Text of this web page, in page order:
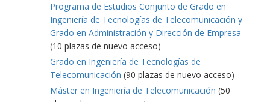
Programa de Estudios Conjunto de Grado en
Ingeniería de Tecnologías de Telecomunicación y
Grado en Administración y Dirección de Empresa
(10 plazas de nuevo acceso)
Grado en Ingeniería de Tecnologías de
Telecomunicación (90 plazas de nuevo acceso)
Máster en Ingeniería de Telecomunicación (50